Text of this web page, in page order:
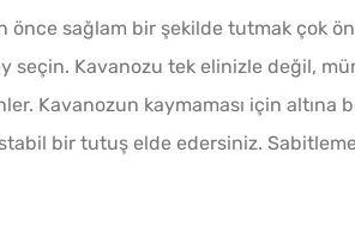
önce sağlam bir şekilde tutmak çok
seçin. Kavanozu tek elinizle değil,
Kavanozun kaymaması için
bir tutuş elde edersiniz.